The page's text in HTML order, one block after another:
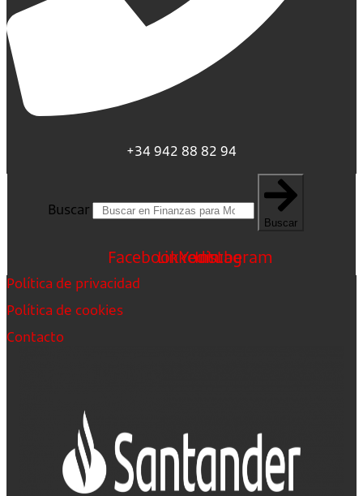
+34 942 88 82 94
Buscar
Buscar
FacebookLinkedin
Youtube
Instagram
Política de privacidad
Política de cookies
Contacto